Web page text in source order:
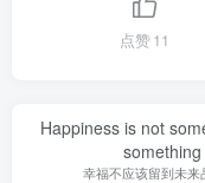
点赞11
Happiness is not
幸福不应该留到未